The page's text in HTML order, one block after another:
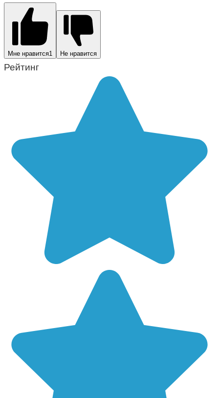
Мне нравится1 Не нравится
Рейтинг